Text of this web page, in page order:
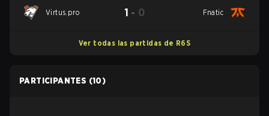
Virtus.pro 1 - 0 Fnatic
Ver todas las partidas de R6S
PARTICIPANTES (10)